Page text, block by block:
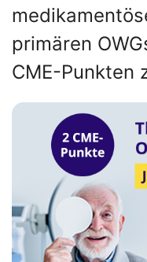
primären
CME-Punkten